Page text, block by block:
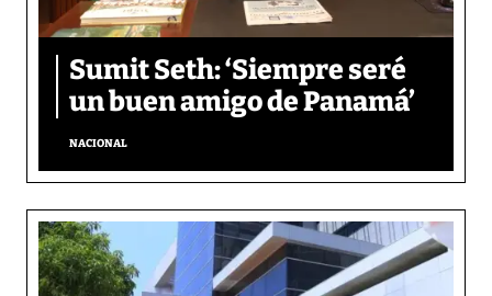
Sumit Seth: ‘Siempre seré
un buen amigo de Panamá’
NACIONAL